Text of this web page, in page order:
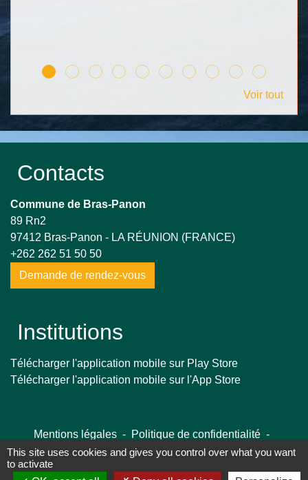
Voir tout
Contacts
Commune de Bras-Panon
89 Rn2
97412 Bras-Panon - LA RÉUNION (FRANCE)
+262 262 51 50 50
Demande de rendez-vous
Institutions
Télécharger l'application mobile sur Play Store
Télécharger l'application mobile sur l'App Store
Mentions légales - Politique de confidentialité -
Accessibilité - Plan du site - Gestion des cookies
This site uses cookies and gives you control over what you want
to activate